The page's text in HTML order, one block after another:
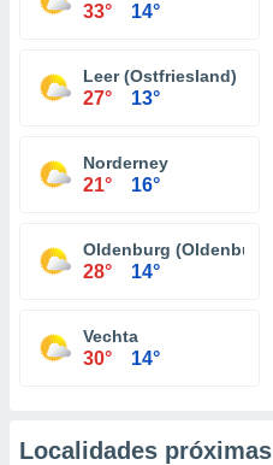
33° 14°
Leer (Ostfriesland)
27° 13°
Norderney
21° 16°
Oldenburg (Oldenburg)
28° 14°
Vechta
30° 14°
Localidades próximas